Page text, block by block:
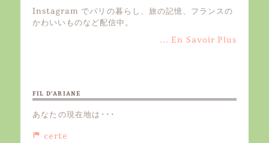
Instagram でパリの暮らし、旅の記憶、フランスの
かわいいものなど配信中。
... En Savoir Plus
FIL D’ARIANE
あなたの現在地は･･･
certe